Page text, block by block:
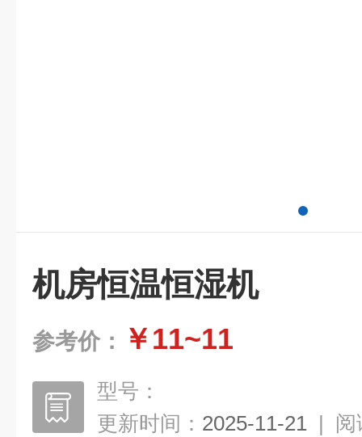
机房恒温恒湿机
参考价： ￥11~11
型号：
更新时间： 2025-11-21 | 阅